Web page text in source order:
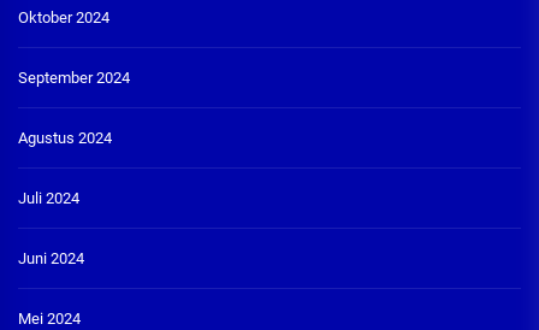
Oktober 2024
September 2024
Agustus 2024
Juli 2024
Juni 2024
Mei 2024